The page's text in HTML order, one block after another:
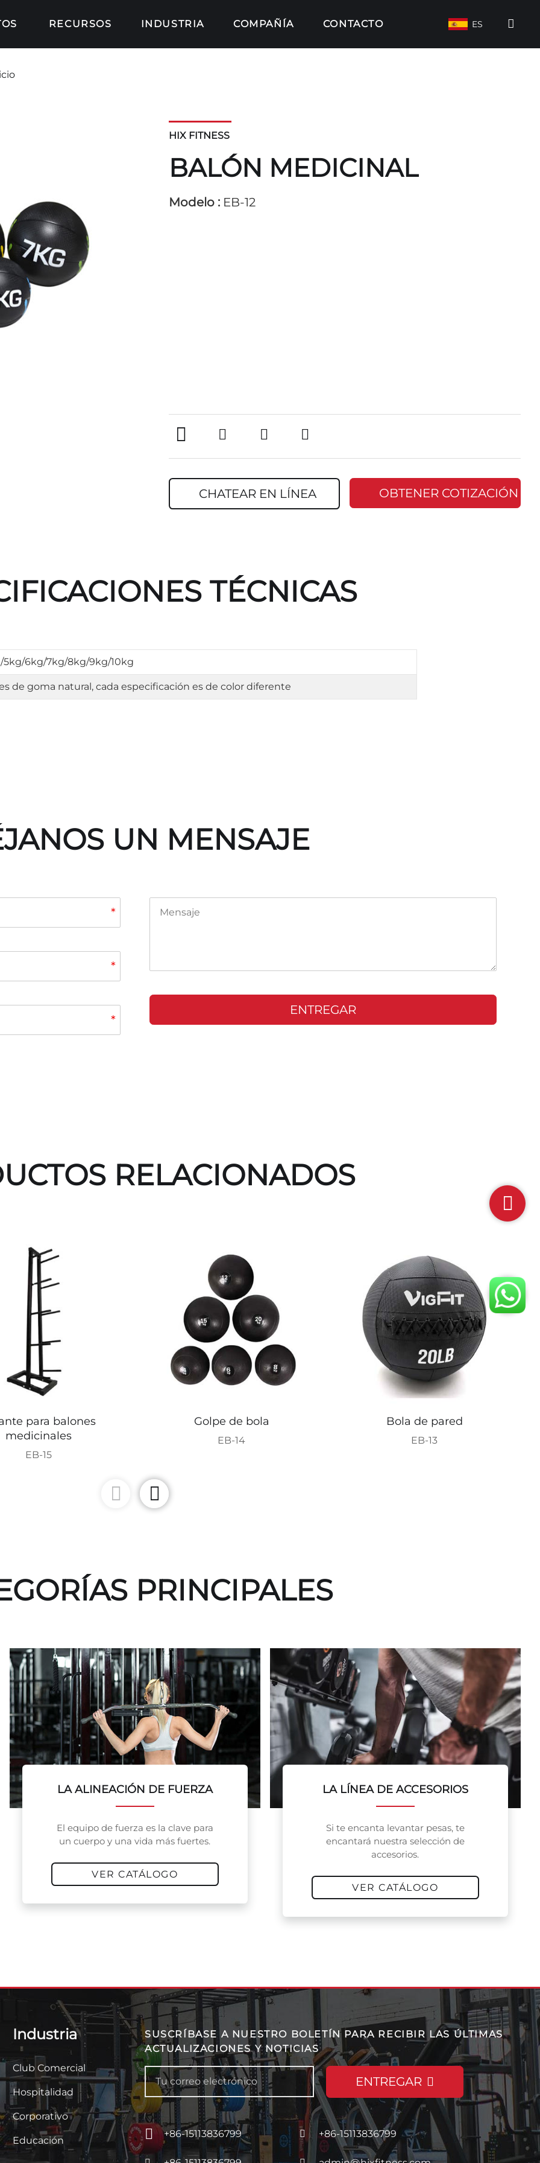
RECURSOS INDUSTRIA COMPAÑÍA CONTACTO ES
HIX FITNESS
BALÓN MEDICINAL
Modelo : EB-12
CHATEAR EN LÍNEA OBTENER COTIZACIÓN
TÉCNICAS
6kg/7kg/8kg/9kg/10kg
de goma natural, cada especificación es de color diferente
UN MENSAJE
*
*
*
ENTREGAR
RELACIONADOS
para balones
medicinales
EB-15
Golpe de bola
EB-14
Bola de pared
EB-13
PRINCIPALES
LA ALINEACIÓN DE FUERZA
El equipo de fuerza es la clave para
un cuerpo y una vida más fuertes.
VER CATÁLOGO
LA LÍNEA DE ACCESORIOS
Si te encanta levantar pesas, te
encantará nuestra selección de
accesorios.
VER CATÁLOGO
Industria
Club Comercial
Hospitalidad
Corporativo
Educación
SUSCRÍBASE A NUESTRO BOLETÍN PARA RECIBIR LAS ÚLTIMAS
ACTUALIZACIONES Y NOTICIAS
ENTREGAR
+86-15113836799 +86-15113836799